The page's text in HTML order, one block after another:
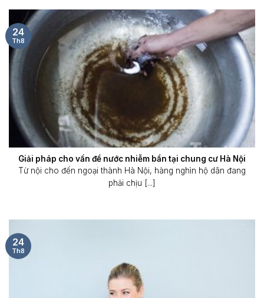
Giải pháp cho vấn đề nước nhiễm bẩn tại chung cư Hà Nội
Từ nội cho đến ngoại thành Hà Nội, hàng nghìn hộ dân đang
phải chịu [...]
24
Th8
24
Th8